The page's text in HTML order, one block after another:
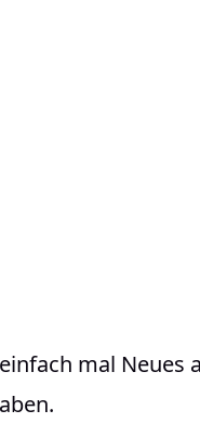
mal Neues